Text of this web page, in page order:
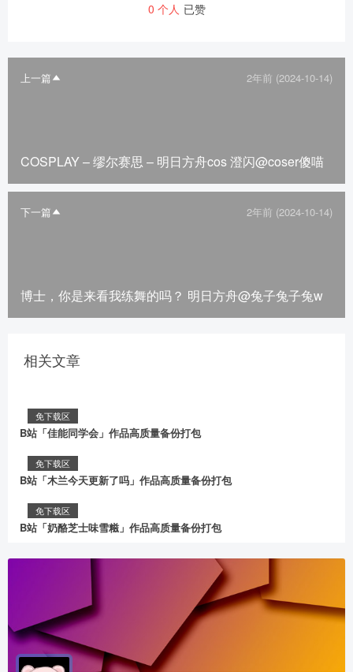
0 个人 已赞
上一篇 2年前 (2024-10-14)
COSPLAY – 缪尔赛思 – 明日方舟cos 澄闪@coser傻喵
下一篇 2年前 (2024-10-14)
博士，你是来看我练舞的吗？ 明日方舟@兔子兔子兔w
相关文章
免下载区
B站「佳能同学会」作品高质量备份打包
免下载区
B站「木兰今天更新了吗」作品高质量备份打包
免下载区
B站「奶酪芝士味雪糍」作品高质量备份打包